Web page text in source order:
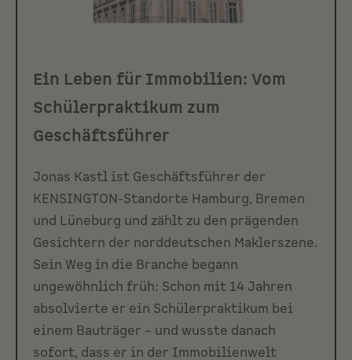
Ein Leben für Immobilien: Vom
Schülerpraktikum zum
Geschäftsführer
Jonas Kastl ist Geschäftsführer der
KENSINGTON-Standorte Hamburg, Bremen
und Lüneburg und zählt zu den prägenden
Gesichtern der norddeutschen Maklerszene.
Sein Weg in die Branche begann
ungewöhnlich früh: Schon mit 14 Jahren
absolvierte er ein Schülerpraktikum bei
einem Bauträger – und wusste danach
sofort, dass er in der Immobilienwelt